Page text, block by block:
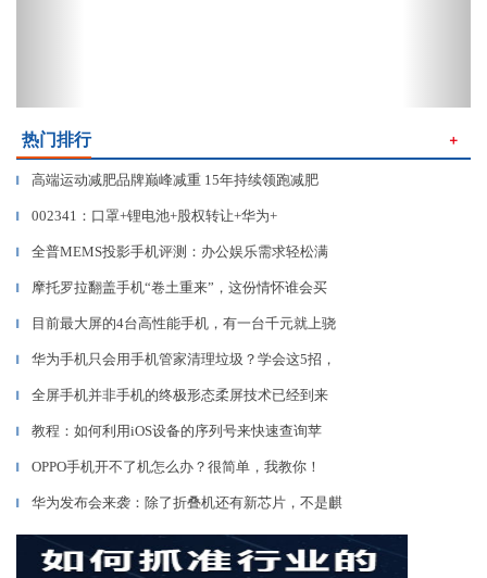
热门排行 ＋
▎ 高端运动减肥品牌巅峰减重 15年持续领跑减肥
▎ 002341：口罩+锂电池+股权转让+华为+
▎ 全普MEMS投影手机评测：办公娱乐需求轻松满
▎ 摩托罗拉翻盖手机“卷土重来”，这份情怀谁会买
▎ 目前最大屏的4台高性能手机，有一台千元就上骁
▎ 华为手机只会用手机管家清理垃圾？学会这5招，
▎ 全屏手机并非手机的终极形态柔屏技术已经到来
▎ 教程：如何利用iOS设备的序列号来快速查询苹
▎ OPPO手机开不了机怎么办？很简单，我教你！
▎ 华为发布会来袭：除了折叠机还有新芯片，不是麒